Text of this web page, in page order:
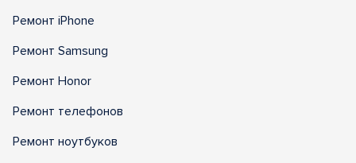
Ремонт iPhone
Ремонт Samsung
Ремонт Honor
Ремонт телефонов
Ремонт ноутбуков